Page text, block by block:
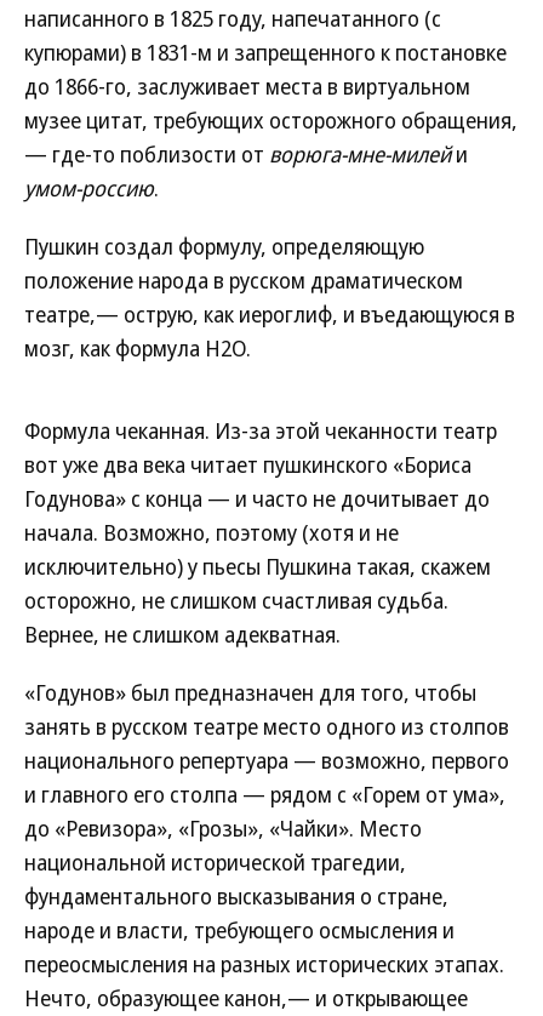
написанного в 1825 году, напечатанного (с
купюрами) в 1831-м и запрещенного к постановке
до 1866-го, заслуживает места в виртуальном
музее цитат, требующих осторожного обращения,
— где-то поблизости от ворюга-мне-милейи
умом-россию.
Пушкин создал формулу, определяющую
положение народа в русском драматическом
театре,— острую, как иероглиф, и въедающуюся в
мозг, как формула H2O.
Формула чеканная. Из-за этой чеканности театр
вот уже два века читает пушкинского «Бориса
Годунова» с конца — и часто не дочитывает до
начала. Возможно, поэтому (хотя и не
исключительно) у пьесы Пушкина такая, скажем
осторожно, не слишком счастливая судьба.
Вернее, не слишком адекватная.
«Годунов» был предназначен для того, чтобы
занять в русском театре место одного из столпов
национального репертуара — возможно, первого
и главного его столпа — рядом с «Горем от ума»,
до «Ревизора», «Грозы», «Чайки». Место
национальной исторической трагедии,
фундаментального высказывания о стране,
народе и власти, требующего осмысления и
переосмысления на разных исторических этапах.
Нечто, образующее канон,— и открывающее